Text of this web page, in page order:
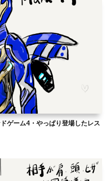
ゲーム4・やっぱり登場したレス